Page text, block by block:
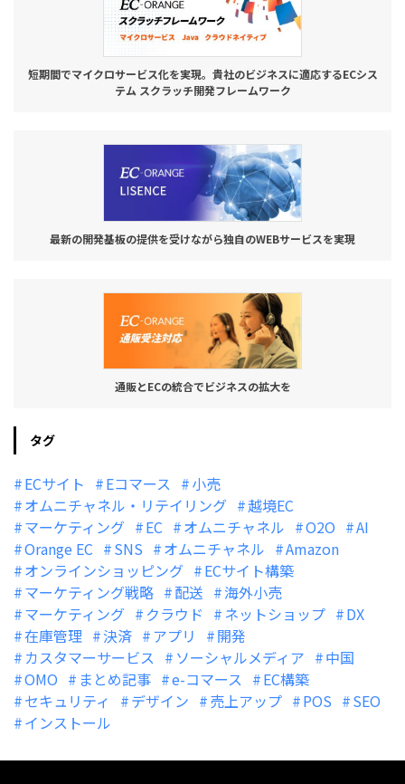
短期間でマイクロサービス化を実現。貴社のビジネスに適応するECシス
テム スクラッチ開発フレームワーク
最新の開発基板の提供を受けながら独自のWEBサービスを実現
通販とECの統合でビジネスの拡大を
タグ
ECサイト Eコマース
小売
オムニチャネル・リテイリング
越境EC
マーケティング
EC オムニチャネル O2O
AI
Orange EC
SNS オムニチャネル
Amazon
オンラインショッピング
ECサイト構築
マーケティング戦略
配送
海外小売
マーケティング
クラウド ネットショップ
DX
在庫管理
決済 アプリ
開発
カスタマーサービス
ソーシャルメディア
中国
OMO
まとめ記事 e-コマース
EC構築
セキュリティ
デザイン 売上アップ POS
SEO
インストール